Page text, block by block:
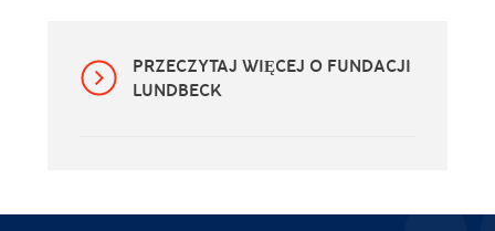
PRZECZYTAJ WIĘCEJ O FUNDACJI
LUNDBECK